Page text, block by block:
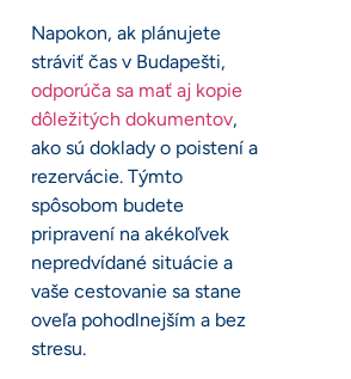
Napokon, ak plánujete
stráviť čas v Budapešti,
odporúča sa mať aj kopie
dôležitých dokumentov,
ako sú doklady o poistení a
rezervácie. Týmto
spôsobom budete
pripravení na akékoľvek
nepredvídané situácie a
vaše cestovanie sa stane
oveľa pohodlnejším a bez
stresu.